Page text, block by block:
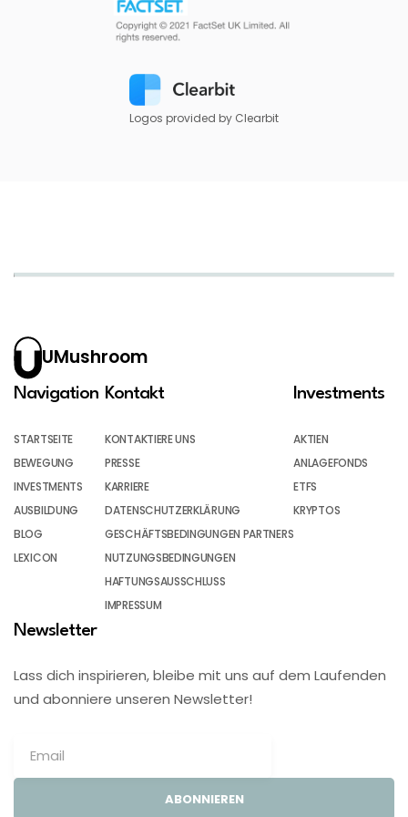
Logos provided by Clearbit
UMushroom
Navigation
STARTSEITE
BEWEGUNG
INVESTMENTS
AUSBILDUNG
BLOG
LEXICON
Kontakt
KONTAKTIERE UNS
PRESSE
KARRIERE
DATENSCHUTZERKLÄRUNG
GESCHÄFTSBEDINGUNGEN PARTNERS
NUTZUNGSBEDINGUNGEN
HAFTUNGSAUSSCHLUSS
IMPRESSUM
Investments
AKTIEN
ANLAGEFONDS
ETFS
KRYPTOS
Newsletter
Lass dich inspirieren, bleibe mit uns auf dem Laufenden
und abonniere unseren Newsletter!
ABONNIEREN